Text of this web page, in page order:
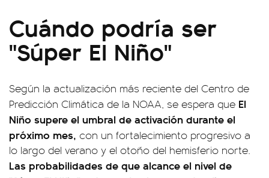
Cuándo podría ser
"Súper El Niño"
Según la actualización más reciente del Centro de
Predicción Climática de la NOAA, se espera que El
Niño supere el umbral de activación durante el
próximo mes, con un fortalecimiento progresivo a
lo largo del verano y el otoño del hemisferio norte.
Las probabilidades de que alcance el nivel de